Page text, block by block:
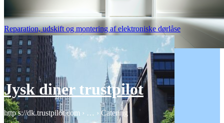
Reparation, udskift og montering af elektroniske dørlåse
Jysk diner trustpilot
http s://dk.trustpilot.com › … › Catering